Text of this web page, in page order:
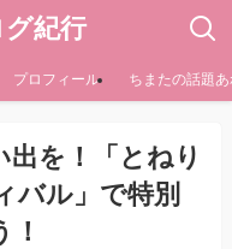
紀行
プロフィール ちまたの話題
出を！「とねり
バル」で特別